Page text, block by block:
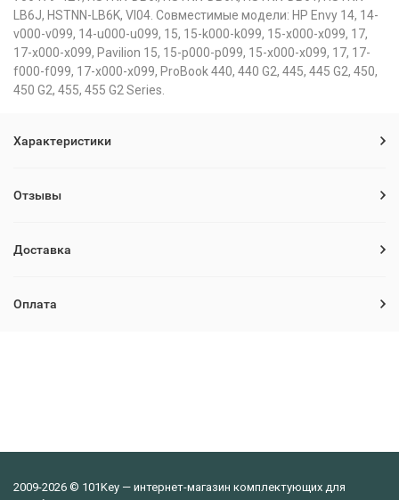
LB6J, HSTNN-LB6K, VI04. Совместимые модели: HP Envy 14, 14-
v000-v099, 14-u000-u099, 15, 15-k000-k099, 15-x000-x099, 17,
17-x000-x099, Pavilion 15, 15-p000-p099, 15-x000-x099, 17, 17-
f000-f099, 17-x000-x099, ProBook 440, 440 G2, 445, 445 G2, 450,
450 G2, 455, 455 G2 Series.
Характеристики
Отзывы
Доставка
Оплата
2009-2026 © 101Key — интернет-магазин комплектующих для